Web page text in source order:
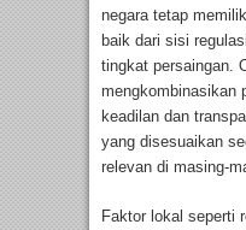
negara tetap
baik dari sisi
tingkat persaingan.
mengkombinasikan
keadilan dan
yang disesuaikan
relevan di masing-
Faktor lokal seperti